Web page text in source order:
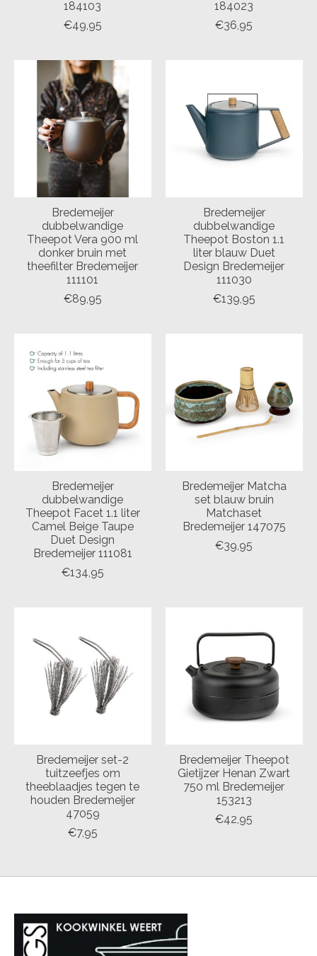
184103
€49,95
184023
€36,95
Bredemeijer
dubbelwandige
Theepot Vera 900 ml
donker bruin met
theefilter Bredemeijer
111101
€89,95
Bredemeijer
dubbelwandige
Theepot Boston 1.1
liter blauw Duet
Design Bredemeijer
111030
€139,95
Bredemeijer
dubbelwandige
Theepot Facet 1.1 liter
Camel Beige Taupe
Duet Design
Bredemeijer 111081
€134,95
Bredemeijer Matcha
set blauw bruin
Matchaset
Bredemeijer 147075
€39,95
Bredemeijer set-2
tuitzeefjes om
theeblaadjes tegen te
houden Bredemeijer
47059
€7,95
Bredemeijer Theepot
Gietijzer Henan Zwart
750 ml Bredemeijer
153213
€42,95